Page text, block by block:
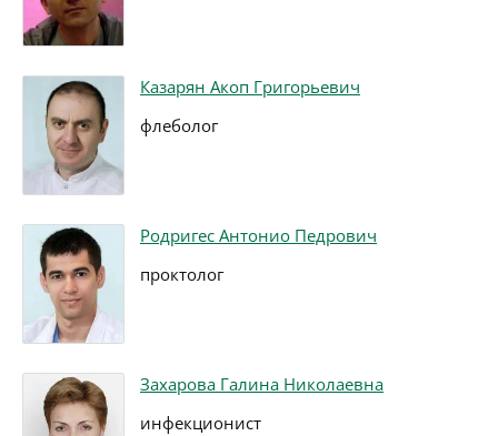
Казарян Акоп Григорьевич
флеболог
Родригес Антонио Педрович
проктолог
Захарова Галина Николаевна
инфекционист